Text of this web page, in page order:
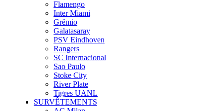
Flamengo
Inter Miami
Grêmio
Galatasaray
PSV Eindhoven
Rangers
SC Internacional
Sao Paulo
Stoke City
River Plate
Tigres UANL
SURVÊTEMENTS